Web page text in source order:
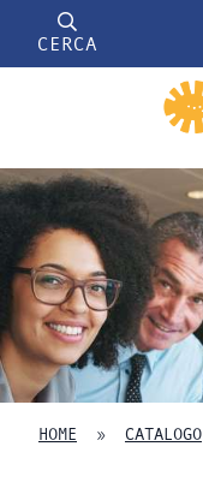
CERCA
HOME » CATALOGO